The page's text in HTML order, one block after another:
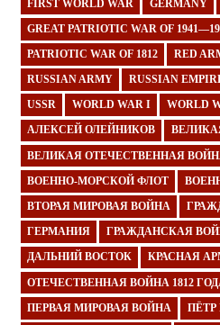
FIRST WORLD WAR GERMANY
GREAT PATRIOTIC WAR OF
PATRIOTIC WAR OF 1812 RED
RUSSIAN ARMY RUSSIAN
USSR WORLD WAR I WORLD
АЛЕКСЕЙ ОЛЕЙНИКОВ
ВЕЛИКАЯ ОТЕЧЕСТВЕННАЯ ВОЙНА
ВОЕННО-МОРСКОЙ ФЛОТ
ВТОРАЯ МИРОВАЯ ВОЙНА
ГЕРМАНИЯ ГРАЖДАНСКАЯ
ДАЛЬНИЙ ВОСТОК КРАСНАЯ
ОТЕЧЕСТВЕННАЯ ВОЙНА 1812
ПЕРВАЯ МИРОВАЯ ВОЙНА ПЁТР